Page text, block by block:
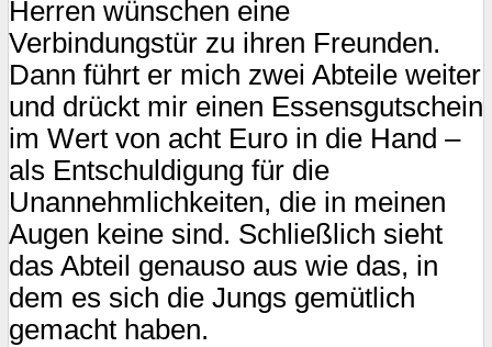
Herren wünschen eine
Verbindungstür zu ihren Freunden.
Dann führt er mich zwei Abteile weiter
und drückt mir einen Essensgutschein
im Wert von acht Euro in die Hand –
als Entschuldigung für die
Unannehmlichkeiten, die in meinen
Augen keine sind. Schließlich sieht
das Abteil genauso aus wie das, in
dem es sich die Jungs gemütlich
gemacht haben.